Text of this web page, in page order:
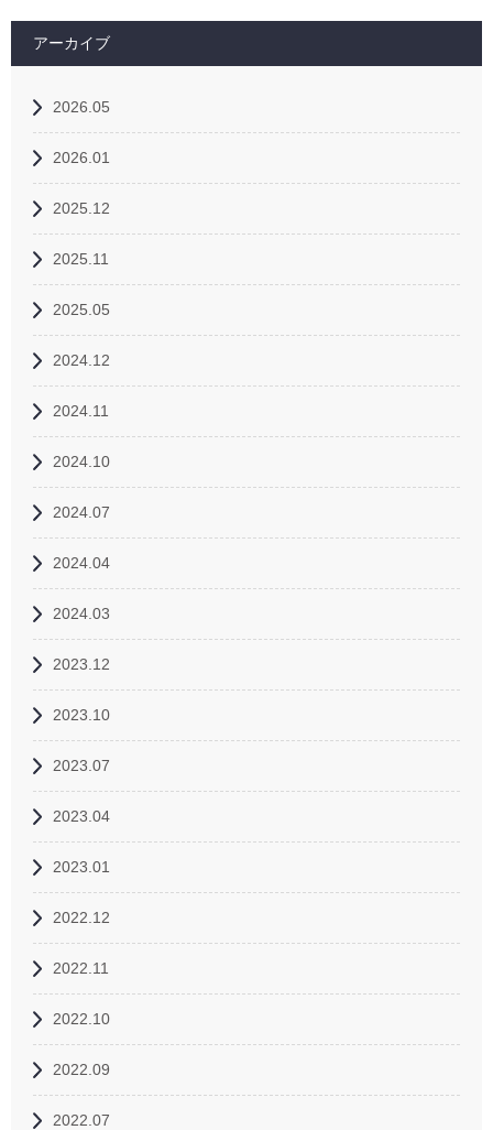
アーカイブ
2026.05
2026.01
2025.12
2025.11
2025.05
2024.12
2024.11
2024.10
2024.07
2024.04
2024.03
2023.12
2023.10
2023.07
2023.04
2023.01
2022.12
2022.11
2022.10
2022.09
2022.07